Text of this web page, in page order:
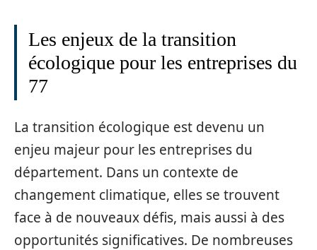
Les enjeux de la transition
écologique pour les entreprises du
77
La transition écologique est devenu un
enjeu majeur pour les entreprises du
département. Dans un contexte de
changement climatique, elles se trouvent
face à de nouveaux défis, mais aussi à des
opportunités significatives. De nombreuses